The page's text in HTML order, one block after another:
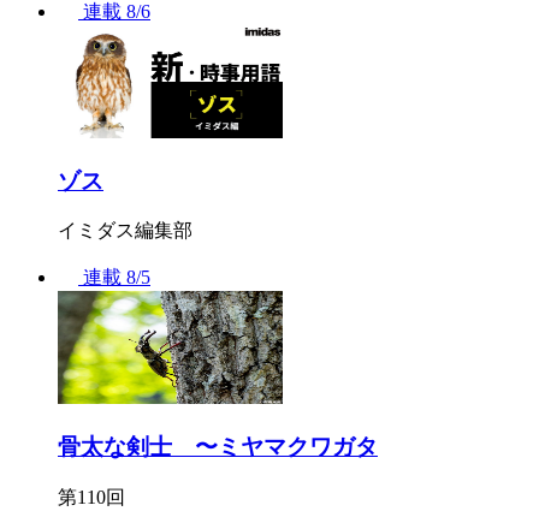
連載 8/6
ゾス
イミダス編集部
連載 8/5
骨太な剣士 〜ミヤマクワガタ
第110回